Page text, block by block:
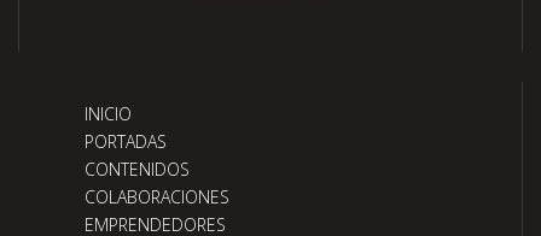
INICIO
PORTADAS
CONTENIDOS
COLABORACIONES
EMPRENDEDORES